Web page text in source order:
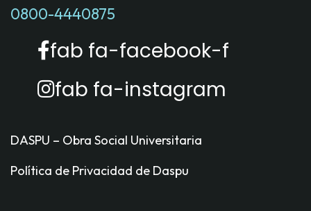
0800-4440875
fab fa-facebook-f
fab fa-instagram
DASPU – Obra Social Universitaria
Política de Privacidad de Daspu